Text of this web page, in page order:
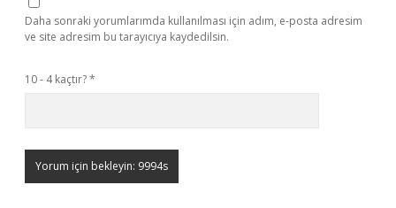
Daha sonraki yorumlarımda kullanılması için adım, e-posta adresim
ve site adresim bu tarayıcıya kaydedilsin.
10 - 4 kaçtır?*